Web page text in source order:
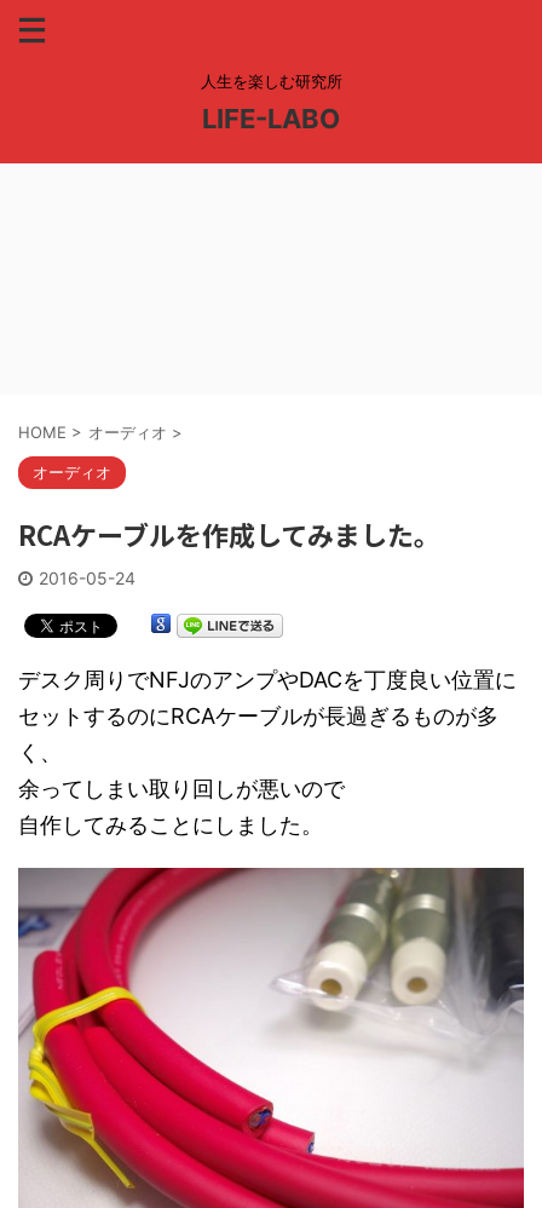
人生を楽しむ研究所
LIFE-LABO
HOME > オーディオ >
オーディオ
RCAケーブルを作成してみました。
2016-05-24
デスク周りでNFJのアンプやDACを丁度良い位置に
セットするのにRCAケーブルが長過ぎるものが多
く、
余ってしまい取り回しが悪いので
自作してみることにしました。